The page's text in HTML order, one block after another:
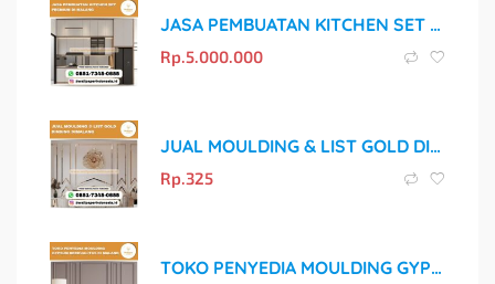
JASA PEMBUATAN KITCHEN SET PREMIUM DI MALANG
Rp.5.000.000
JUAL MOULDING & LIST GOLD DINDING DI MALANG
Rp.325
TOKO PENYEDIA MOULDING GYPSUM BERKUALITAS DI MALANG